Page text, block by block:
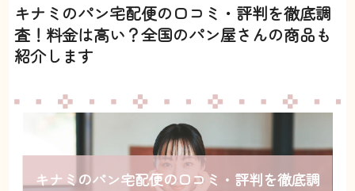
キナミのパン宅配便の口コミ・評判を徹底調
査！料金は高い？全国のパン屋さんの商品も
紹介します
キナミのパン宅配便の口コミ・評判を徹底調